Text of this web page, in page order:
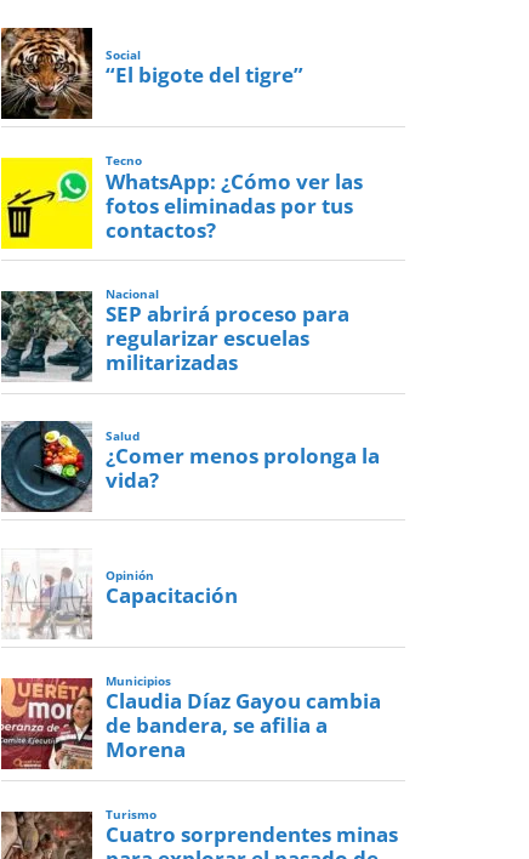
Social
“El bigote del tigre”
Tecno
WhatsApp: ¿Cómo ver las
fotos eliminadas por tus
contactos?
Nacional
SEP abrirá proceso para
regularizar escuelas
militarizadas
Salud
¿Comer menos prolonga la
vida?
Opinión
Capacitación
Municipios
Claudia Díaz Gayou cambia
de bandera, se afilia a
Morena
Turismo
Cuatro sorprendentes minas